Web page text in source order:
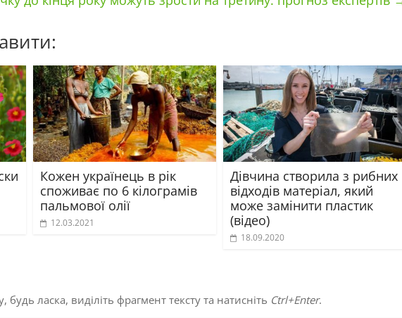
Кожен українець в рік
споживає по 6 кілограмів
пальмової олії
12.03.2021
Дівчина створила з рибних
відходів матеріал, який
може замінити пластик
(відео)
18.09.2020
ласка, виділіть фрагмент тексту та натисніть Ctrl+Enter.